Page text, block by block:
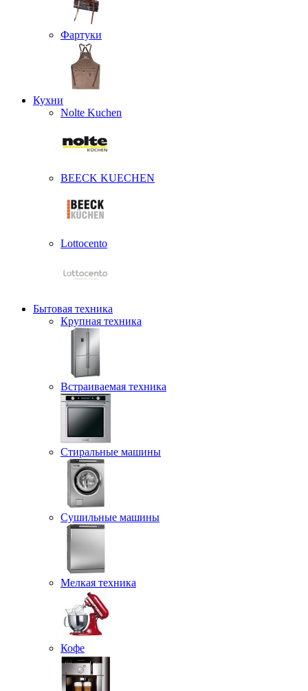
Фартуки
Кухни
Nolte Kuchen
BEECK KUECHEN
Lottocento
Бытовая техника
Крупная техника
Встраиваемая техника
Стиральные машины
Сушильные машины
Мелкая техника
Кофе